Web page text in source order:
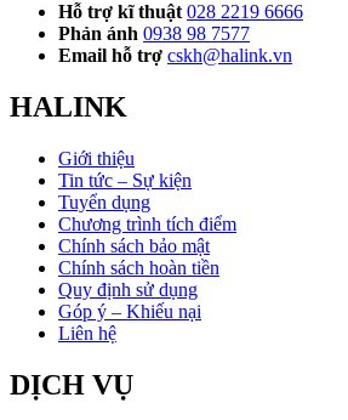
Hỗ trợ kĩ thuật 028 2219 6666
Phản ánh 0938 98 7577
Email hỗ trợ cskh@halink.vn
HALINK
Giới thiệu
Tin tức – Sự kiện
Tuyển dụng
Chương trình tích điểm
Chính sách bảo mật
Chính sách hoàn tiền
Quy định sử dụng
Góp ý – Khiếu nại
Liên hệ
DỊCH VỤ